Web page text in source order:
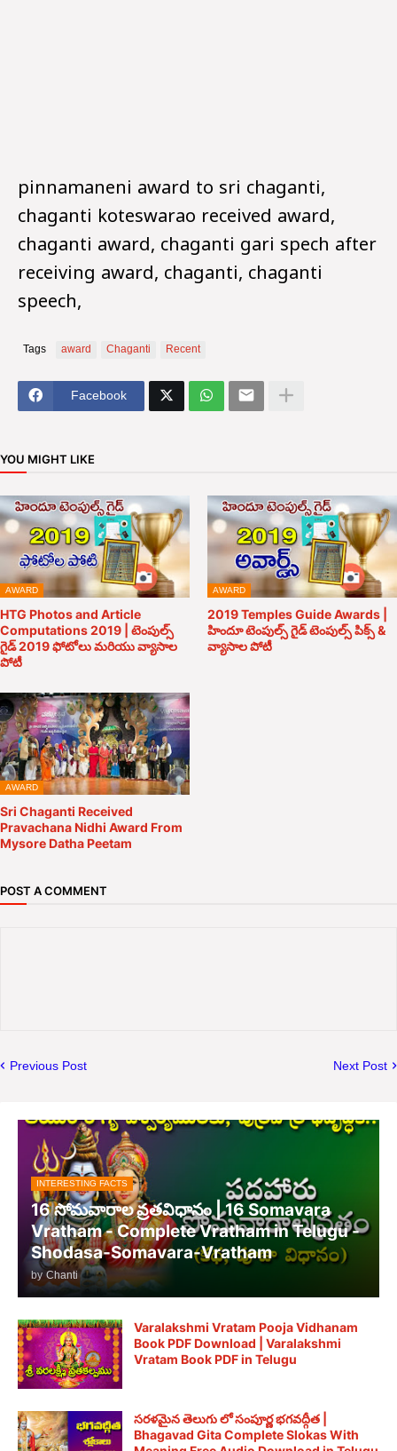
pinnamaneni award to sri chaganti,
chaganti koteswarao received award,
chaganti award, chaganti gari spech after
receiving award, chaganti, chaganti
speech,
Tags award Chaganti Recent
Facebook
YOU MIGHT LIKE
AWARD
HTG Photos and Article
Computations 2019 | టెంపుల్స్
గైడ్ 2019 ఫోటోలు మరియు వ్యాసాల
పోటీ
AWARD
2019 Temples Guide Awards |
హిందూ టెంపుల్స్ గైడ్ టెంపుల్స్ పిక్స్ &
వ్యాసాల పోటీ
AWARD
Sri Chaganti Received
Pravachana Nidhi Award From
Mysore Datha Peetam
POST A COMMENT
Previous Post Next Post
INTERESTING FACTS
16 సోమవారాల వ్రతవిధానం | 16 Somavara
Vratham - Complete Vratham in Telugu -
Shodasa-Somavara-Vratham
by Chanti
Varalakshmi Vratam Pooja Vidhanam
Book PDF Download | Varalakshmi
Vratam Book PDF in Telugu
సరళమైన తెలుగు లో సంపూర్ణ భగవద్గీత |
Bhagavad Gita Complete Slokas With